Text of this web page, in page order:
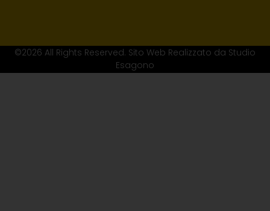
©2026 All Rights Reserved. Sito Web Realizzato da Studio
Esagono